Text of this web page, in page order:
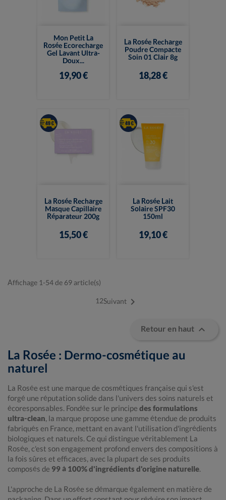
Mon Petit La
Rosée Ecorecharge
Gel Lavant Ultra-
Doux...
19,90 €
La Rosée Recharge
Poudre Compacte
Soin 01 Clair 8g
18,28 €
La Rosée Recharge
Masque Capillaire
Réparateur 200g
15,50 €
La Rosée Lait
Solaire SPF30
150ml
19,10 €
Affichage 1-54 de 69 article(s)
12Suivant
Retour en haut 
La Rosée : Dermo-cosmétique au
naturel
La Rosée est une marque de cosmétiques française qui s'est
forgé une réputation solide dans l'univers des soins naturels et
écoresponsables. Fondée sur le principe des formulations
ultra-clean, la marque propose une gamme étendue de produits
fabriqués en France, mettant en avant l'utilisation d'ingrédients
biologiques et naturels. Ce qui distingue véritablement La
Rosée, c'est son engagement profond envers des compositions à
la fois sûres et efficaces, avec la plupart de ses produits
composés de 99 à 100% d'ingrédients d'origine naturelle.
L'approche de La Rosée se démarque également en matière de